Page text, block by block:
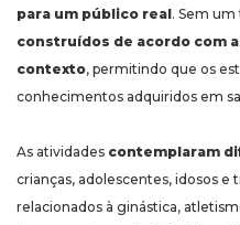
para um público real. Sem
construídos de acordo com
contexto, permitindo que os
conhecimentos adquiridos em
As atividades contemplaram
crianças, adolescentes, idosos e
relacionados à ginástica,